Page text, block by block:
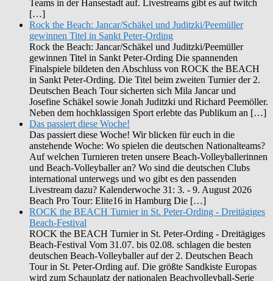
Teams in der Hansestadt auf. Livestreams gibt es auf twitch
[…]
Rock the Beach: Jancar/Schäkel und Juditzki/Peemüller
gewinnen Titel in Sankt Peter-Ording
Rock the Beach: Jancar/Schäkel und Juditzki/Peemüller
gewinnen Titel in Sankt Peter-Ording Die spannenden
Finalspiele bildeten den Abschluss von ROCK the BEACH
in Sankt Peter-Ording. Die Titel beim zweiten Turnier der 2.
Deutschen Beach Tour sicherten sich Mila Jancar und
Josefine Schäkel sowie Jonah Juditzki und Richard Peemöller.
Neben dem hochklassigen Sport erlebte das Publikum an […]
Das passiert diese Woche!
Das passiert diese Woche! Wir blicken für euch in die
anstehende Woche: Wo spielen die deutschen Nationalteams?
Auf welchen Turnieren treten unsere Beach-Volleyballerinnen
und Beach-Volleyballer an? Wo sind die deutschen Clubs
international unterwegs und wo gibt es den passenden
Livestream dazu? Kalenderwoche 31: 3. - 9. August 2026
Beach Pro Tour: Elite16 in Hamburg Die […]
ROCK the BEACH Turnier in St. Peter-Ording - Dreitägiges
Beach-Festival
ROCK the BEACH Turnier in St. Peter-Ording - Dreitägiges
Beach-Festival Vom 31.07. bis 02.08. schlagen die besten
deutschen Beach-Volleyballer auf der 2. Deutschen Beach
Tour in St. Peter-Ording auf. Die größte Sandkiste Europas
wird zum Schauplatz der nationalen Beachvolleyball-Serie